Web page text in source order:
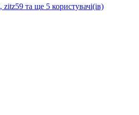
, zitz59 та ще 5 користувачі(ів)